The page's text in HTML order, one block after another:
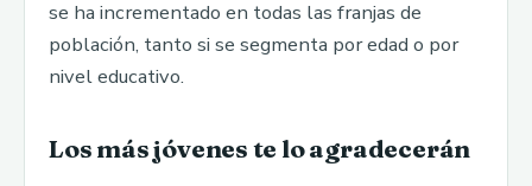
se ha incrementado en todas las franjas de
población, tanto si se segmenta por edad o por
nivel educativo.
Los más jóvenes te lo agradecerán